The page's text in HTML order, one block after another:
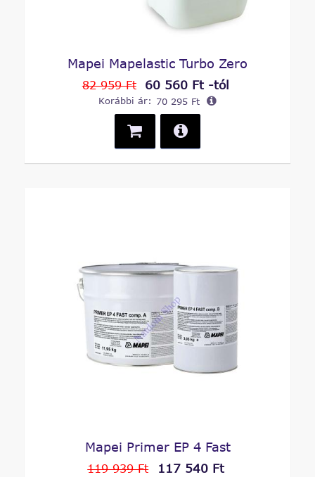
Mapei Mapelastic Turbo Zero
82 959 Ft 60 560 Ft -tól
Korábbi ár: 70 295 Ft
Mapei Primer EP 4 Fast
119 939 Ft 117 540 Ft